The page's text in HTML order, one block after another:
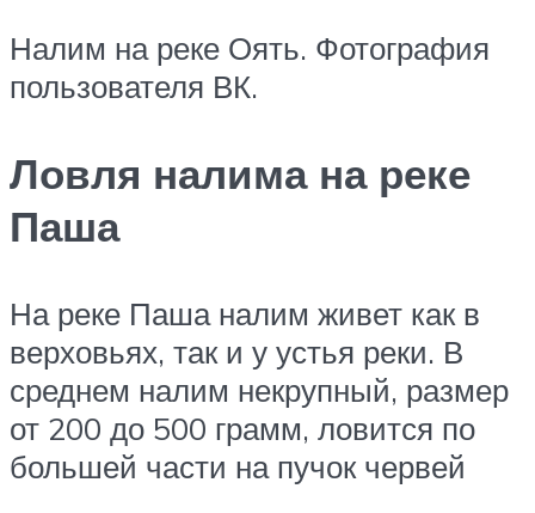
Налим на реке Оять. Фотография
пользователя ВК.
Ловля налима на реке
Паша
На реке Паша налим живет как в
верховьях, так и у устья реки. В
среднем налим некрупный, размер
от 200 до 500 грамм, ловится по
большей части на пучок червей